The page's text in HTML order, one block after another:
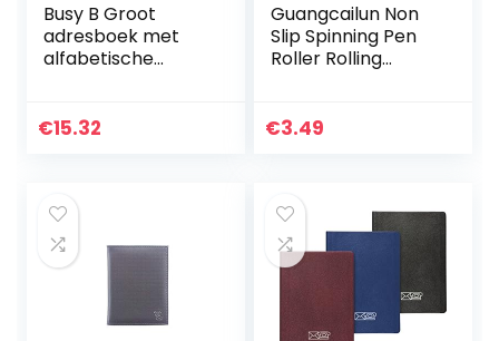
Busy B Groot
adresboek met
alfabetische
Stickers & Pocket,
€15.32
Guangcailun Non
Slip Spinning Pen
Roller Rolling
Spelen Ging
€3.49